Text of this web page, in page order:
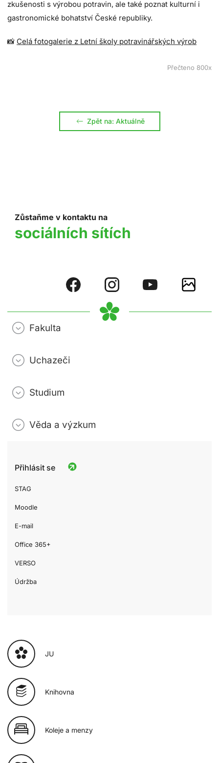
zkušenosti s výrobou potravin, ale také poznat kulturní i
gastronomické bohatství České republiky.
📸 Celá fotogalerie z Letní školy potravinářských výrob
Přečteno 800x
Zpět na: Aktuálně
Zůstaňme v kontaktu na
sociálních sítích
Fakulta
Uchazeči
Studium
Věda a výzkum
Přihlásit se
STAG
Moodle
E-mail
Office 365+
VERSO
Údržba
JU
Knihovna
Koleje a menzy